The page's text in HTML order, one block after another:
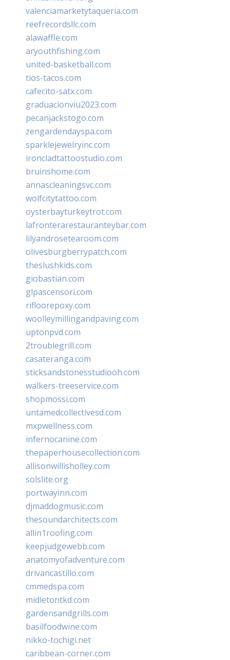
valenciamarketytaqueria.com
reefrecordsllc.com
alawaffle.com
aryouthfishing.com
united-basketball.com
tios-tacos.com
cafecito-satx.com
graduacionviu2023.com
pecanjackstogo.com
zengardendayspa.com
sparklejewelryinc.com
ironcladtattoostudio.com
bruinshome.com
annascleaningsvc.com
wolfcitytattoo.com
oysterbayturkeytrot.com
lafronterarestauranteybar.com
lilyandrosetearoom.com
olivesburgberrypatch.com
theslushkids.com
giobastian.com
glpascensori.com
rifloorepoxy.com
woolleymillingandpaving.com
uptonpvd.com
2troublegrill.com
casateranga.com
sticksandstonesstudiooh.com
walkers-treeservice.com
shopmossi.com
untamedcollectivesd.com
mxpwellness.com
infernocanine.com
thepaperhousecollection.com
allisonwillisholley.com
solslite.org
portwayinn.com
djmaddogmusic.com
thesoundarchitects.com
allin1roofing.com
keepjudgewebb.com
anatomyofadventure.com
drivancastillo.com
cmmedspa.com
midletontkd.com
gardensandgrills.com
basilfoodwine.com
nikko-tochigi.net
caribbean-corner.com